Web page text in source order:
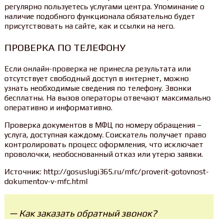
регулярно пользуетесь услугами центра. Упоминание о
наличие подобного функционала обязательно будет
присутствовать на сайте, как и ссылки на него.
ПРОВЕРКА ПО ТЕЛЕФОНУ
Если онлайн-проверка не принесла результата или
отсутствует свободный доступ в интернет, можно
узнать необходимые сведения по телефону. Звонки
бесплатны. На вызов операторы отвечают максимально
оперативно и информативно.
Проверка документов в МФЦ по номеру обращения –
услуга, доступная каждому. Соискатель получает право
контролировать процесс оформления, что исключает
проволочки, необоснованный отказ или утерю заявки.
Источник: http://gosuslugi365.ru/mfc/proverit-gotovnost-
dokumentov-v-mfc.html
— Как заказать обратный звонок?